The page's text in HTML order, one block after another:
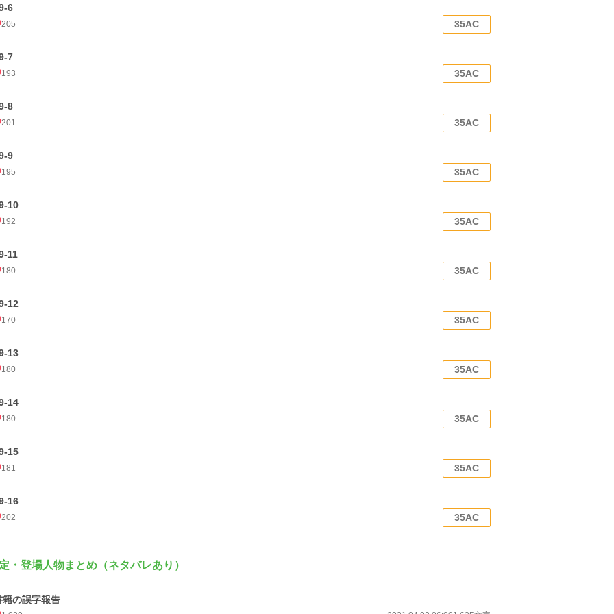
6
205 35AC
7
193 35AC
8
201 35AC
9
195 35AC
10
192 35AC
11
180 35AC
12
170 35AC
13
180 35AC
14
180 35AC
15
181 35AC
16
202 35AC
・登場人物まとめ（ネタバレあり）
籍の誤字報告